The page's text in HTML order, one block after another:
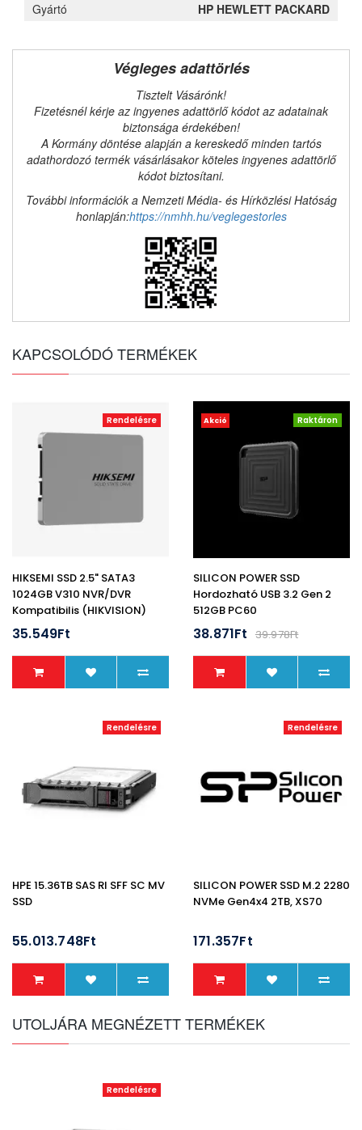
Gyártó
HP HEWLETT PACKARD
Végleges adattörlés
Tisztelt Vásárónk!
Fizetésnél kérje az ingyenes adattörlő kódot az adatainak
biztonsága érdekében!
A Kormány döntése alapján a kereskedő minden tartós
adathordozó termék vásárlásakor köteles ingyenes adattörlő
kódot biztosítani.
További információk a Nemzeti Média- és Hírközlési Hatóság
honlapján:https://nmhh.hu/veglegestorles
KAPCSOLÓDÓ TERMÉKEK
Rendelésre
HIKSEMI SSD 2.5" SATA3
1024GB V310 NVR/DVR
Kompatibilis (HIKVISION)
35.549Ft
Akció Raktáron
SILICON POWER SSD
Hordozható USB 3.2 Gen 2
512GB PC60
38.871Ft 39.978Ft
Rendelésre
HPE 15.36TB SAS RI SFF SC MV
SSD
55.013.748Ft
Rendelésre
SILICON POWER SSD M.2 2280
NVMe Gen4x4 2TB, XS70
171.357Ft
UTOLJÁRA MEGNÉZETT TERMÉKEK
Rendelésre